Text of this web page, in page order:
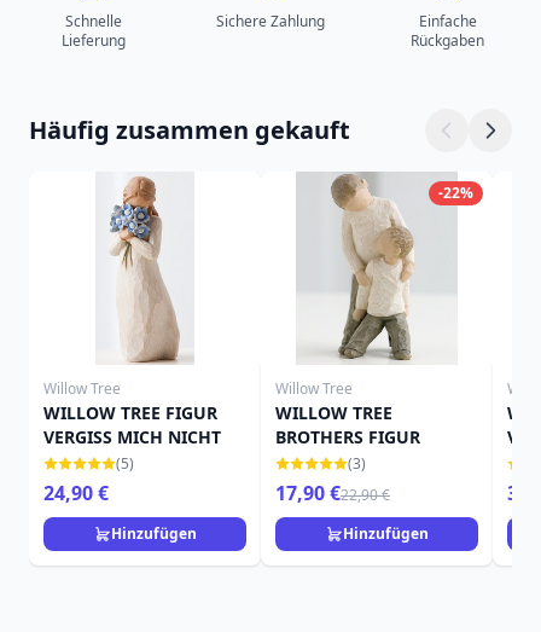
Schnelle
Lieferung
Sichere Zahlung
Einfache
Rückgaben
Häufig zusammen gekauft
Willow Tree
WILLOW TREE FIGUR
VERGISS MICH NICHT
(5)
24,90 €
Hinzufügen
-22%
Willow Tree
WILLOW TREE
BROTHERS FIGUR
(3)
17,90 €22,90 €
Hinzufügen